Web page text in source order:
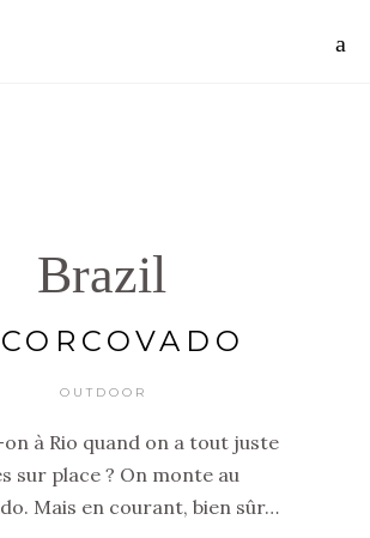
Brazil
OUTDOOR
à Rio quand on a tout juste
sur place ? On monte au
Mais en courant, bien sûr…